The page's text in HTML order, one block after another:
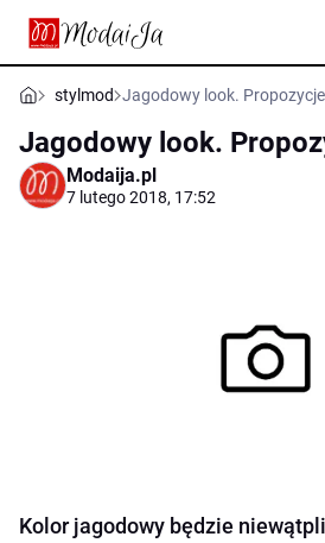
stylmod Jagodowy look.
Jagodowy look.
Modaija.pl
7 lutego 2018, 17:52
Kolor jagodowy będzie